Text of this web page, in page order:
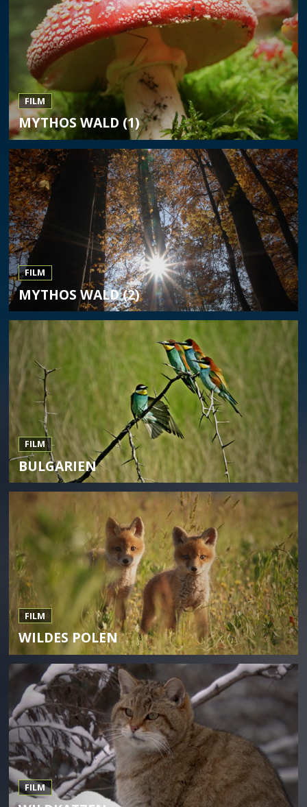
FILM
MYTHOS WALD (1)
FILM
MYTHOS WALD (2)
FILM
BULGARIEN
FILM
WILDES POLEN
FILM